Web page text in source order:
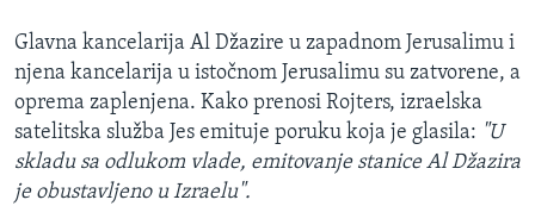
Glavna kancelarija Al Džazire u zapadnom Jerusalimu i
njena kancelarija u istočnom Jerusalimu su zatvorene, a
oprema zaplenjena. Kako prenosi Rojters, izraelska
satelitska služba Jes emituje poruku koja je glasila: "U
skladu sa odlukom vlade, emitovanje stanice Al Džazira
je obustavljeno u Izraelu".